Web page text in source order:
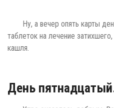
Ну, а вечер опять карты
таблеток на лечение
кашля.
День